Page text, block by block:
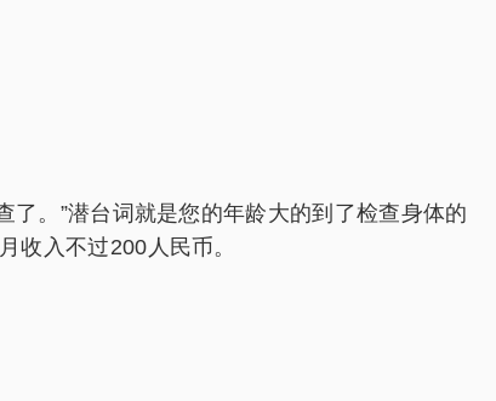
。”潜台词就是您的年龄大的到了检查身体的
收入不过200人民币。